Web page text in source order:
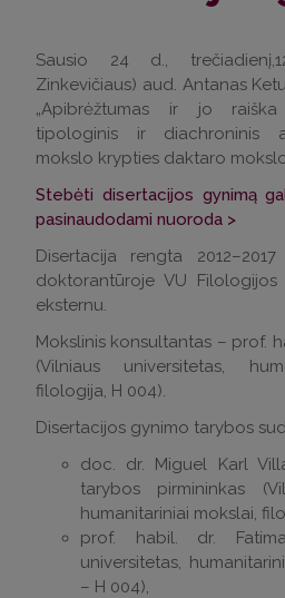
Sausio 24 d.,
Zinkevičiaus) aud. Antanas
„Apibrėžtumas ir jo
tipologinis ir diachroninis
mokslo krypties daktaro
Stebėti disertacijos gynimą
pasinaudodami nuoroda >
Disertacija rengta
doktorantūroje VU
eksternu.
Mokslinis konsultantas – prof.
(Vilniaus universitetas,
filologija, H 004).
Disertacijos gynimo tarybos
doc. dr. Miguel Karl
tarybos pirmininkas
humanitariniai mokslai,
prof. habil. dr.
universitetas,
– H 004),